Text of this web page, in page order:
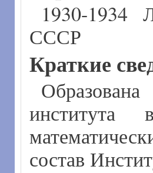
1930-1934
СССР
Краткие
состав